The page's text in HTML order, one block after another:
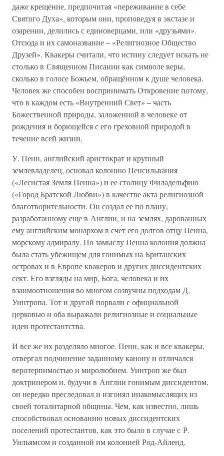
даже крещение, предпочитая «переживание в себе
Святого Духа», которым они, проповедуя в экстазе и
озарении, делились с единоверцами, или «друзьями».
Отсюда и их самоназвание – «Религиозное Общество
Друзей». Квакеры считали, что истину следует искать не
столько в Священном Писании как символе веры,
сколько в голосе Божьем, обращённом к душе человека.
Человек же способен воспринимать Откровение потому,
что в каждом есть «Внутренний Свет» – часть
Божественной природы, заложенной в человеке от
рождения и борющейся с его греховной природой в
течение всей жизни.
У. Пенн, английский аристократ и крупный
землевладелец, основал колонию Пенсильвания
(«Лесистая Земля Пенна») и ее столицу Филадельфию
(«Город Братской Любви») в качестве акта религиозной
благотворительности. Он создал ее по плану,
разработанному еще в Англии, и на землях, дарованных
ему английским монархом в счет его долгов отцу Пенна,
морскому адмиралу. По замыслу Пенна колония должна
была стать убежищем для гонимых на Британских
островах и в Европе квакеров и других диссидентских
сект. Его взгляды на мир, Бога, человека и их
взаимоотношения во многом созвучны подходам Д.
Уинтропа. Тот и другой порвали с официальной
церковью и оба выражали религиозные и социальные
идеи протестантства.
И все же их разделяло многое. Пенн, как и все квакеры,
отвергал подчинение заданному канону и отличался
веротерпимостью и миролюбием. Уинтроп же был
доктринером и, будучи в Англии гонимым диссидентом,
он нередко преследовал и изгонял инакомыслящих из
своей тоталитарной общины. Чем, как известно, лишь
способствовал основанию новых диссидентских
поселений протестантов, как это было в случае с Р.
Уильямсом и созданной им колонией Род-Айленд.